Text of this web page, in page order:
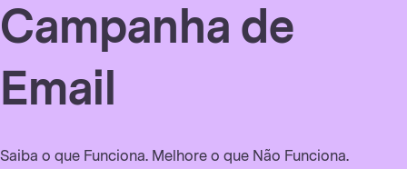
Campanha de
Email
Saiba o que Funciona. Melhore o que Não Funciona.